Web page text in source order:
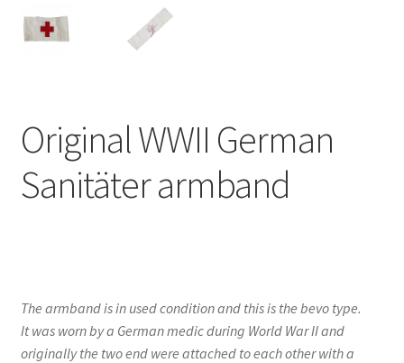
Original WWII German
Sanitäter armband
The armband is in used condition and this is the bevo type.
It was worn by a German medic during World War II and
originally the two end were attached to each other with a